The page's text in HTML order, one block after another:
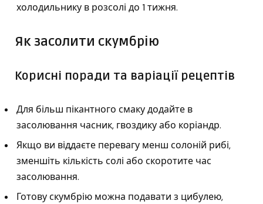
холодильнику в розсолі до 1 тижня.
Як засолити скумбрію
Корисні поради та варіації рецептів
Для більш пікантного смаку додайте в
засолювання часник, гвоздику або коріандр.
Якщо ви віддаєте перевагу менш солоній рибі,
зменшіть кількість солі або скоротите час
засолювання.
Готову скумбрію можна подавати з цибулею,